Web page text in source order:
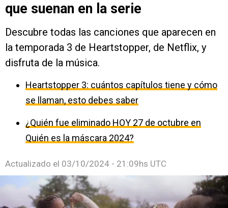
que suenan en la serie
Descubre todas las canciones que aparecen en
la temporada 3 de Heartstopper, de Netflix, y
disfruta de la música.
Heartstopper 3: cuántos capítulos tiene y cómo
se llaman, esto debes saber
¿Quién fue eliminado HOY 27 de octubre en
Quién es la máscara 2024?
Actualizado el 03/10/2024 - 21:09hs UTC